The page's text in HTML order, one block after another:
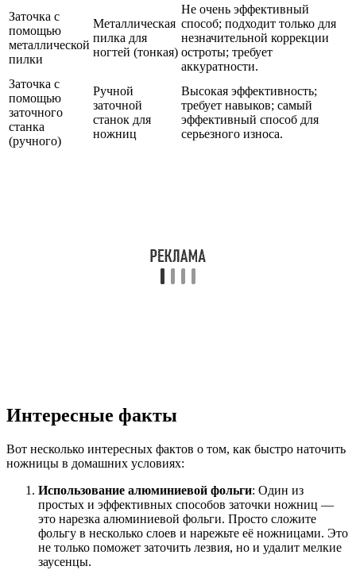
Заточка с
помощью
металлической
пилки
Металлическая
пилка для
ногтей (тонкая)
Не очень эффективный
способ; подходит только для
незначительной коррекции
остроты; требует
аккуратности.
Заточка с
помощью
заточного
станка
(ручного)
Ручной
заточной
станок для
ножниц
Высокая эффективность;
требует навыков; самый
эффективный способ для
серьезного износа.
Интересные факты
Вот несколько интересных фактов о том, как быстро наточить
ножницы в домашних условиях:
Использование алюминиевой фольги: Один из
простых и эффективных способов заточки ножниц —
это нарезка алюминиевой фольги. Просто сложите
фольгу в несколько слоев и нарежьте её ножницами. Это
не только поможет заточить лезвия, но и удалит мелкие
заусенцы.